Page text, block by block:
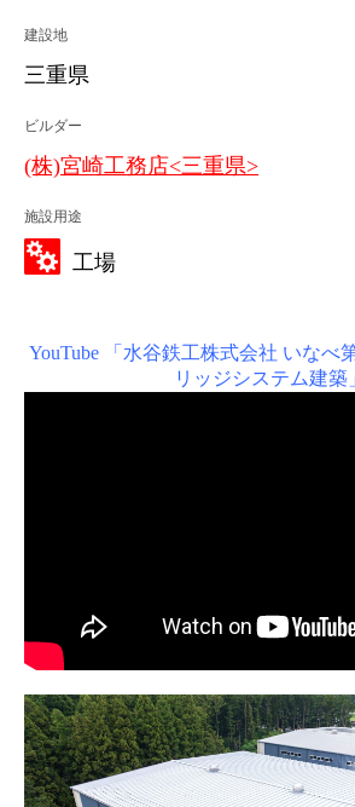
建設地
三重県
ビルダー
(株)宮崎工務店<三重県>
施設用途
工場
YouTube 「水谷鉄工株式会社 いなべ
リッジシステム建築